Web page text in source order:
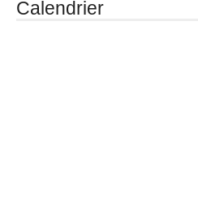
Calendrier